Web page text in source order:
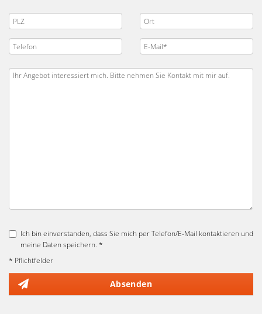
Ich bin einverstanden, dass Sie mich per Telefon/E-Mail kontaktieren und
meine Daten speichern. *
* Pflichtfelder
Absenden